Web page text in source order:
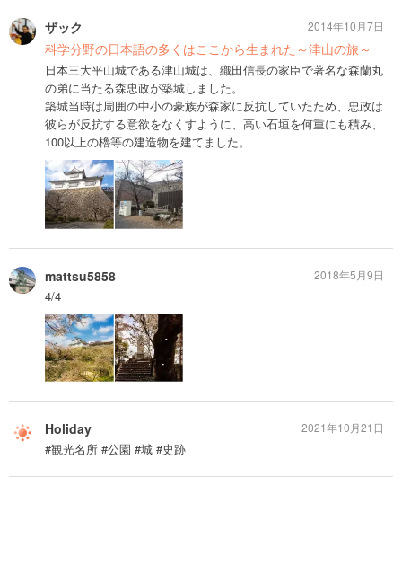
ザック
科学分野の日本語の多くはここから生まれた～津山の旅～
日本三大平山城である津山城は、織田信長の家臣で著名な森蘭丸
の弟に当たる森忠政が築城しました。
築城当時は周囲の中小の豪族が森家に反抗していたため、忠政は
彼らが反抗する意欲をなくすように、高い石垣を何重にも積み、
100以上の櫓等の建造物を建てました。
2014年10月7日
mattsu5858
4/4
2018年5月9日
Holiday
#観光名所 #公園 #城 #史跡
2021年10月21日